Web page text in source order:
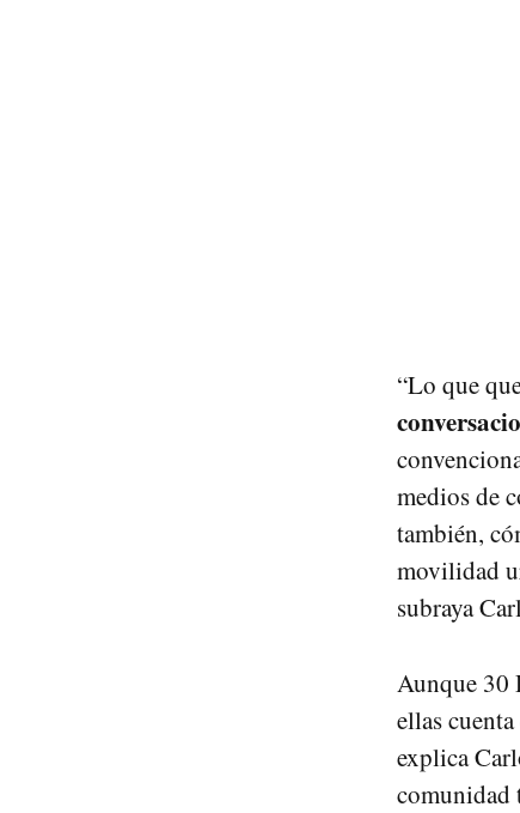
“Lo que
medios de
también,
movilidad
subraya
Aunque 30
ellas
explica
comunidad